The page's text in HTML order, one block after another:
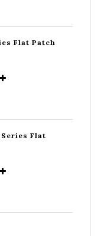
Flat Patch
Flat